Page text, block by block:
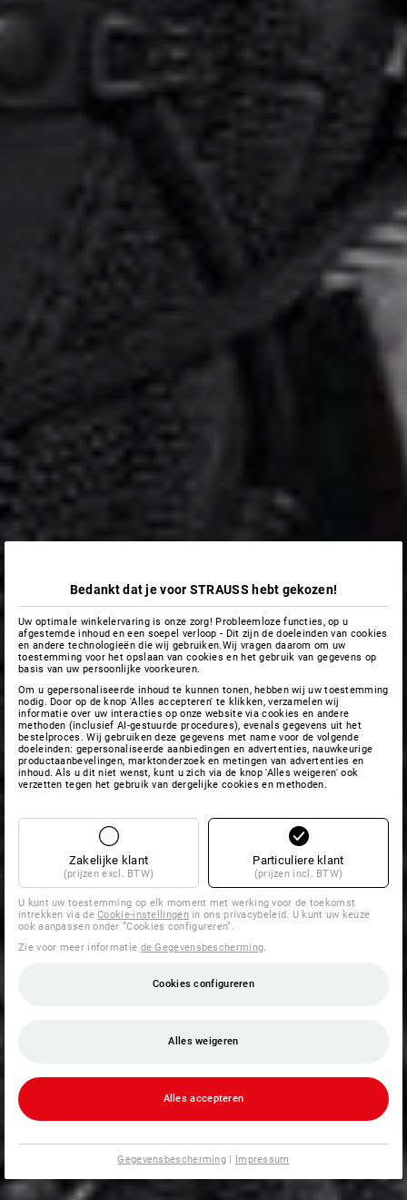
Bedankt dat je voor STRAUSS hebt gekozen!
Uw optimale winkelervaring is onze zorg! Probleemloze functies, op u
afgestemde inhoud en een soepel verloop - Dit zijn de doeleinden van cookies
en andere technologieën die wij gebruiken.Wij vragen daarom om uw
toestemming voor het opslaan van cookies en het gebruik van gegevens op
basis van uw persoonlijke voorkeuren.
Om u gepersonaliseerde inhoud te kunnen tonen, hebben wij uw toestemming
nodig. Door op de knop 'Alles accepteren' te klikken, verzamelen wij
informatie over uw interacties op onze website via cookies en andere
methoden (inclusief AI-gestuurde procedures), evenals gegevens uit het
bestelproces. Wij gebruiken deze gegevens met name voor de volgende
doeleinden: gepersonaliseerde aanbiedingen en advertenties, nauwkeurige
productaanbevelingen, marktonderzoek en metingen van advertenties en
inhoud. Als u dit niet wenst, kunt u zich via de knop 'Alles weigeren' ook
verzetten tegen het gebruik van dergelijke cookies en methoden.
Zakelijke klant
(prijzen excl. BTW)
Particuliere klant
(prijzen incl. BTW)
U kunt uw toestemming op elk moment met werking voor de toekomst
intrekken via deCookie-instellingenin ons privacybeleid. U kunt uw keuze
ook aanpassen onder “Cookies configureren”.
Zie voor meer informatie de Gegevensbescherming
Cookies configureren
Alles weigeren
Alles accepteren
Gegevensbescherming | Impressum